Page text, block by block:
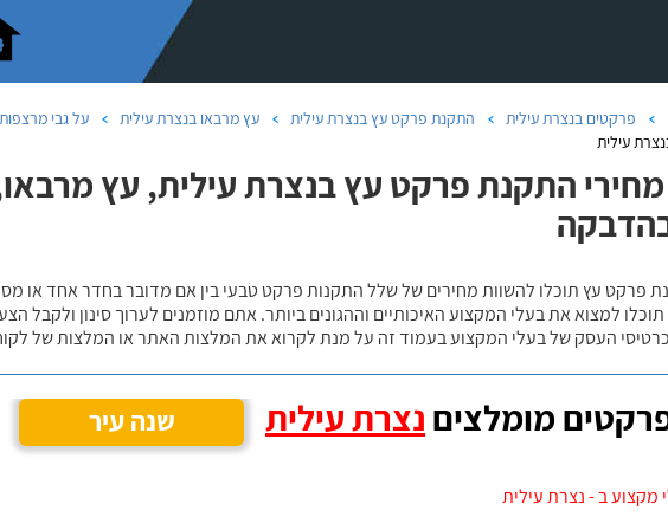
פרקטים בנצרת עילית התקנת פרקט עץ בנצרת עילית עץ מרבאו בנצרת עילית
על גבי
עילית
התקנת פרקט עץ בנצרת עילית, עץ
פרקט עץ תוכלו להשוות מחירים של שלל התקנות פרקט טבעי בין אם מדובר בחדר אחד או
למצוא את בעלי המקצוע האיכותיים וההגונים ביותר. אתם מוזמנים לערוך סינון ולקבל
העסק של בעלי המקצוע בעמוד זה על מנת לקרוא את המלצות האתר או המלצות של
מומלצים נצרת עילית שנה עיר
מקצוע ב - נצרת עילית